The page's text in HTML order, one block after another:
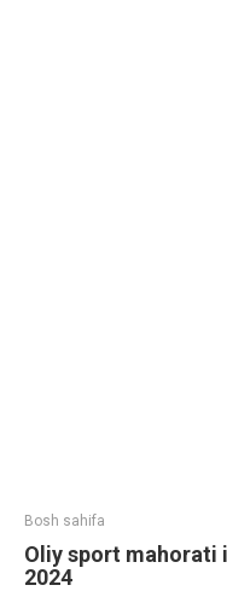
Bosh sahifa
Oliy sport mahorati
2024